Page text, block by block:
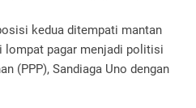
kedua ditempati mantan
lompat pagar menjadi politisi
(PPP), Sandiaga Uno dengan